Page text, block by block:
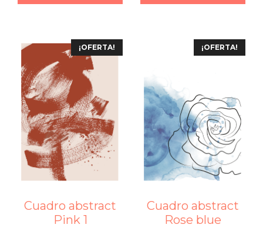
¡OFERTA!
Cuadro abstract
Pink 1
¡OFERTA!
Cuadro abstract
Rose blue